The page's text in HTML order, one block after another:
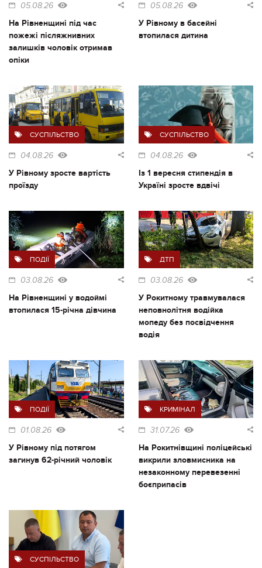
05.08.26
На Рівненщині під час
пожежі післяжнивних
залишків чоловік отримав
опіки
05.08.26
У Рівному в басейні
втопилася дитина
СУСПІЛЬСТВО
04.08.26
У Рівному зросте вартість
проїзду
СУСПІЛЬСТВО
04.08.26
Із 1 вересня стипендія в
Україні зросте вдвічі
ПОДІЇ
03.08.26
На Рівненщині у водоймі
втопилася 15-річна дівчина
ДТП
03.08.26
У Рокитному травмувалася
неповнолітня водійка
мопеду без посвідчення
водія
ПОДІЇ
01.08.26
У Рівному під потягом
загинув 62-річний чоловік
КРИМІНАЛ
31.07.26
На Рокитнівщині поліцейські
викрили зловмисника на
незаконному перевезенні
боєприпасів
СУСПІЛЬСТВО